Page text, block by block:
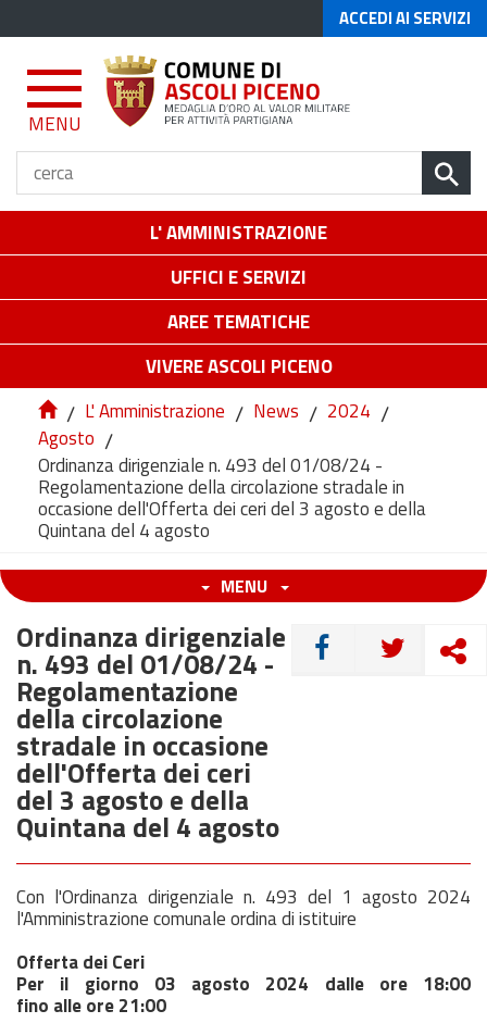
ACCEDI AI SERVIZI
MENU
L' AMMINISTRAZIONE
UFFICI E SERVIZI
AREE TEMATICHE
VIVERE ASCOLI PICENO
/ L' Amministrazione / News / 2024 /
Agosto /
Ordinanza dirigenziale n. 493 del 01/08/24 -
Regolamentazione della circolazione stradale in
occasione dell'Offerta dei ceri del 3 agosto e della
Quintana del 4 agosto
MENU
CONDIVIDI
Ordinanza dirigenziale
n. 493 del 01/08/24 -
Regolamentazione
della circolazione
stradale in occasione
dell'Offerta dei ceri
del 3 agosto e della
Quintana del 4 agosto
Con l'Ordinanza dirigenziale n. 493 del 1 agosto 2024
l'Amministrazione comunale ordina di istituire
Offerta dei Ceri
Per il giorno 03 agosto 2024 dalle ore 18:00
fino alleore21:00